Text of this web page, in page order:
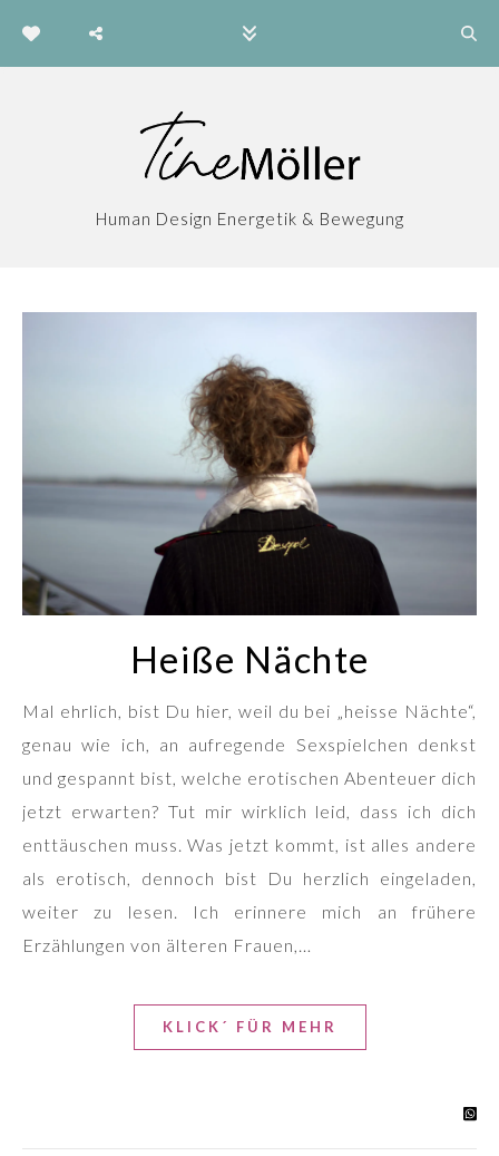
Human Design Energetik & Bewegung
Heiße Nächte
Mal ehrlich, bist Du hier, weil du bei „heisse Nächte“,
genau wie ich, an aufregende Sexspielchen denkst
und gespannt bist, welche erotischen Abenteuer dich
jetzt erwarten? Tut mir wirklich leid, dass ich dich
enttäuschen muss. Was jetzt kommt, ist alles andere
als erotisch, dennoch bist Du herzlich eingeladen,
weiter zu lesen. Ich erinnere mich an frühere
Erzählungen von älteren Frauen,…
KLICK´ FÜR MEHR